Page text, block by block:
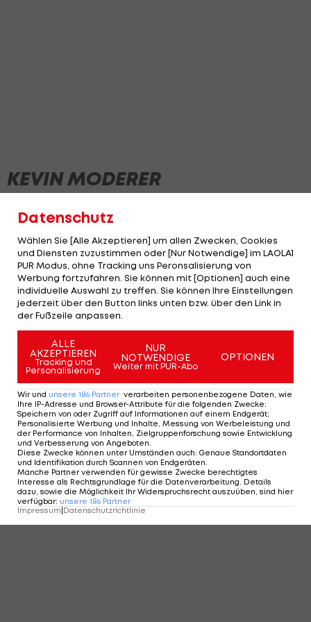
KEVIN MODERER
Datenschutz
Wählen Sie [Alle Akzeptieren] um allen Zwecken, Cookies
und Diensten zuzustimmen oder [Nur Notwendige] im LAOLA1
PUR Modus, ohne Tracking uns Peronsalisierung von
Werbung fortzufahren. Sie können mit [Optionen] auch eine
individuelle Auswahl zu treffen. Sie können Ihre Einstellungen
jederzeit über den Button links unten bzw. über den Link in
der Fußzeile anpassen.
ALLE
AKZEPTIEREN
Tracking und
Personalisierung
NUR
NOTWENDIGE
Weiter mit PUR-Abo
OPTIONEN
Wir und unsere 186 Partner verarbeiten personenbezogene Daten, wie
Ihre IP-Adresse und Browser-Attribute für die folgenden Zwecke:
Speichern von oder Zugriff auf Informationen auf einem Endgerät;
Personalisierte Werbung und Inhalte, Messung von Werbeleistung und
der Performance von Inhalten, Zielgruppenforschung sowie Entwicklung
und Verbesserung von Angeboten.
Diese Zwecke können unter Umständen auch: Genaue Standortdaten
und Identifikation durch Scannen von Endgeräten.
Manche Partner verwenden für gewisse Zwecke berechtigtes
Interesse als Rechtsgrundlage für die Datenverarbeitung. Details
dazu, sowie die Möglichkeit Ihr Widerspruchsrecht auszuüben, sind hier
verfügbar: unsere 186 Partner
Impressum Datenschutzrichtlinie